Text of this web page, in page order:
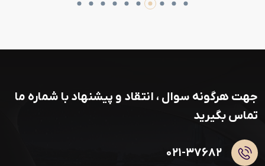
جهت هرگونه سوال ، انتقاد و پیشنهاد با شماره ما
تماس بگیرید
۰۲۱-۳۷۶۸۲